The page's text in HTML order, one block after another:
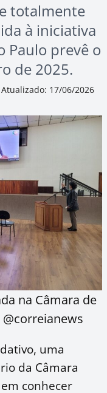
totalmente
à iniciativa
Paulo prevê o
de 2025.
Atualizado: 17/06/2026
na Câmara de
uma
da Câmara
conhecer